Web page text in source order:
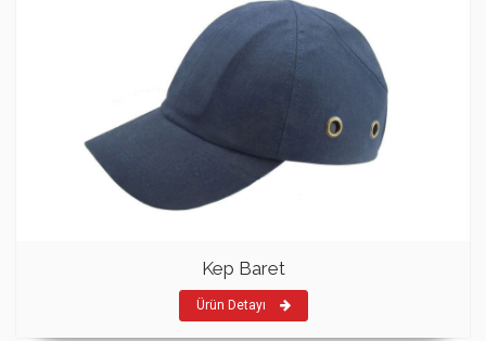
Kep Baret
Ürün Detayı